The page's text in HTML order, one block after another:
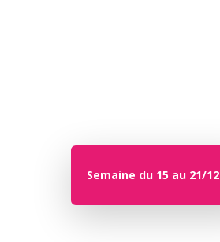
Semaine du 15 au 21/12